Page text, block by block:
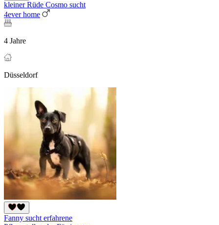
kleiner Rüde Cosmo sucht
4ever home
4 Jahre
Düsseldorf
Fanny sucht erfahrene